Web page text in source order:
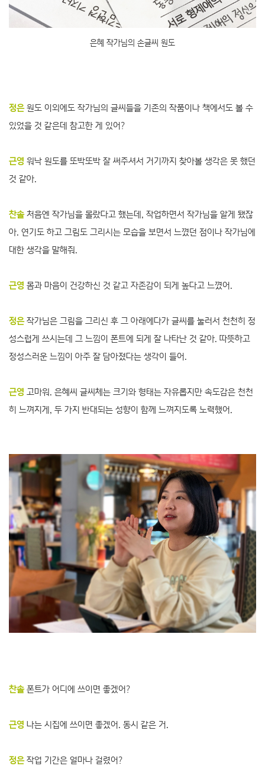
은혜 작가님의 손글씨 원도
정은원도 이외에도 작가님의 글씨들을 기존의 작품이나 책에서도 볼 수
있었을 것 같은데 참고한 게 있어?
근영 워낙 원도를 또박또박 잘 써주셔서 거기까지 찾아볼 생각은 못 했던
것 같아.
찬솔처음엔 작가님을 몰랐다고 했는데, 작업하면서 작가님을 알게 됐잖
아. 연기도 하고 그림도 그리시는 모습을 보면서 느꼈던 점이나 작가님에
대한 생각을 말해줘.
근영 몸과 마음이 건강하신 것 같고 자존감이 되게 높다고 느꼈어.
정은작가님은 그림을 그리신 후 그 아래에다가 글씨를 눌러서 천천히 정
성스럽게 쓰시는데 그 느낌이 폰트에 되게 잘 나타난 것 같아. 따뜻하고
정성스러운 느낌이 아주 잘 담아졌다는 생각이 들어.
근영 고마워. 은혜씨 글씨체는 크기와 형태는 자유롭지만 속도감은 천천
히 느껴지게, 두 가지 반대되는 성향이 함께 느껴지도록 노력했어.
찬솔폰트가 어디에 쓰이면 좋겠어?
근영 나는 시집에 쓰이면 좋겠어. 동시 같은 거.
정은작업 기간은 얼마나 걸렸어?